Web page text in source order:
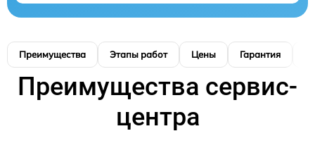
Преимущества Этапы работ Цены Гарантия
Преимущества сервис-
центра